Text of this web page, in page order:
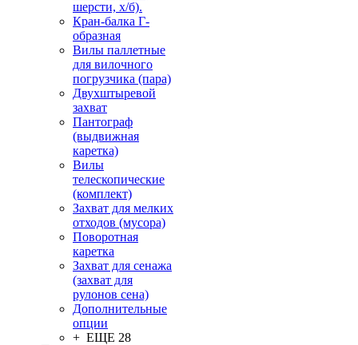
шерсти, х/б).
Кран-балка Г-
образная
Вилы паллетные
для вилочного
погрузчика (пара)
Двухштыревой
захват
Пантограф
(выдвижная
каретка)
Вилы
телескопические
(комплект)
Захват для мелких
отходов (мусора)
Поворотная
каретка
Захват для сенажа
(захват для
рулонов сена)
Дополнительные
опции
+ ЕЩЕ 28